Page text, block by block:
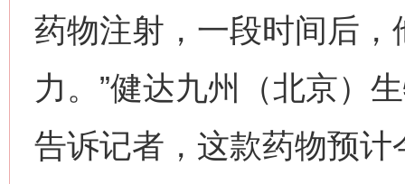
药物注射，一段时间后
力。”健达九州（北京）
告诉记者，这款药物预